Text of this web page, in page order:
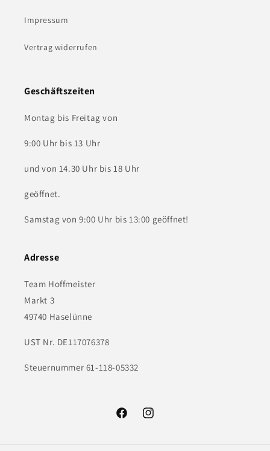
Impressum
Vertrag widerrufen
Geschäftszeiten
Montag bis Freitag von
9:00 Uhr bis 13 Uhr
und von 14.30 Uhr bis 18 Uhr
geöffnet.
Samstag von 9:00 Uhr bis 13:00 geöffnet!
Adresse
Team Hoffmeister
Markt 3
49740 Haselünne
UST Nr. DE117076378
Steuernummer 61-118-05332
FacebookInstagram